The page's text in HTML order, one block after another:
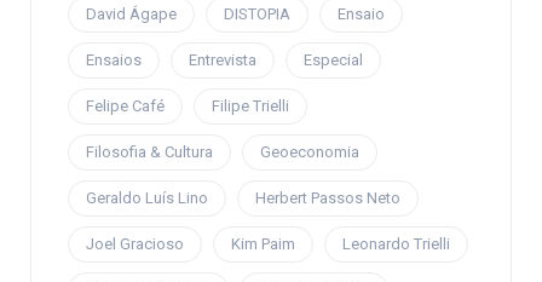
David Ágape DISTOPIA Ensaio
Ensaios Entrevista Especial
Felipe Café Filipe Trielli
Filosofia & Cultura Geoeconomia
Geraldo Luís Lino Herbert Passos Neto
Joel Gracioso Kim Paim Leonardo Trielli